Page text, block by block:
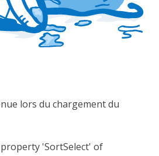
lors du chargement du
'SortSelect' of